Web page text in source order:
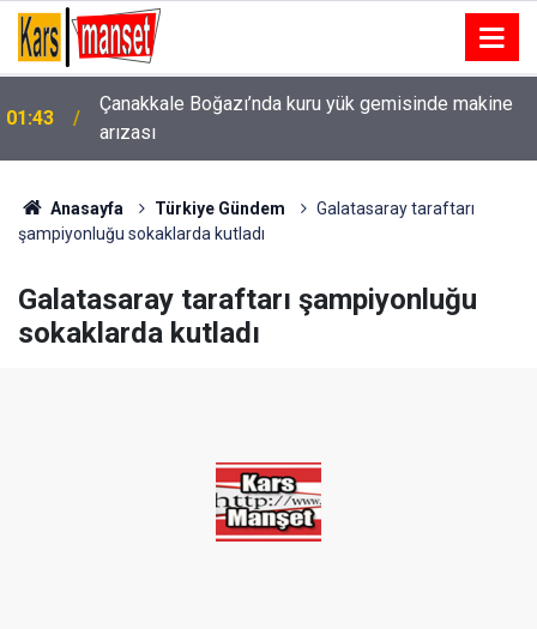
01:43
Çanakkale Boğazı’nda kuru yük gemisinde makine
arızası
00:49
Kartal’da minibüs yangını: Peş peşe patlamalar
paniğe neden oldu
Anasayfa Türkiye Gündem
Galatasaray taraftarı
şampiyonluğu sokaklarda kutladı
Galatasaray taraftarı şampiyonluğu
sokaklarda kutladı